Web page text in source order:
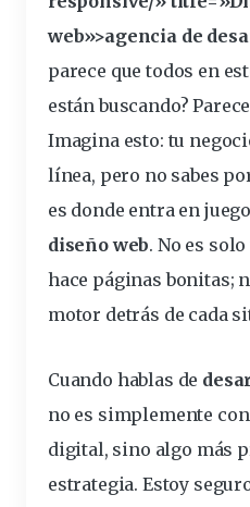
web»>agencia de
parece que todos en
están buscando?
Imagina esto: tu
línea, pero no sabes
es donde entra en
diseñoweb. No es
hace páginas bonitas;
motor detrás de cada
Cuando hablas de
no es simplemente
digital, sino algo más
estrategia. Estoy